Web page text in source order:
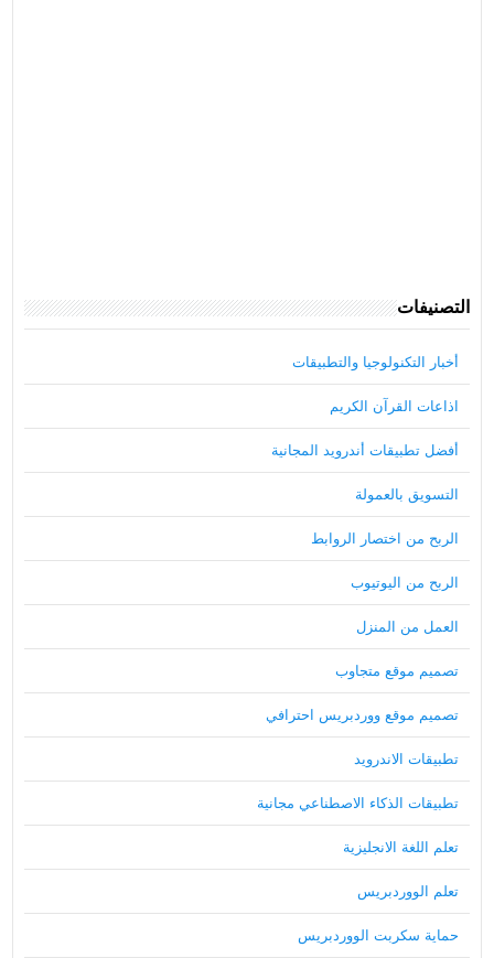
التصنيفات
أخبار التكنولوجيا والتطبيقات
اذاعات القرآن الكريم
أفضل تطبيقات أندرويد المجانية
التسويق بالعمولة
الربح من اختصار الروابط
الربح من اليوتيوب
العمل من المنزل
تصميم موقع متجاوب
تصميم موقع ووردبريس احترافي
تطبيقات الاندرويد
تطبيقات الذكاء الاصطناعي مجانية
تعلم اللغة الانجليزية
تعلم الووردبريس
حماية سكربت الووردبريس